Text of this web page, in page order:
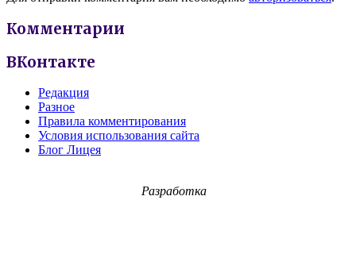
Комментарии
ВКонтакте
Редакция
Разное
Правила комментирования
Условия использования сайта
Блог Лицея
Разработка